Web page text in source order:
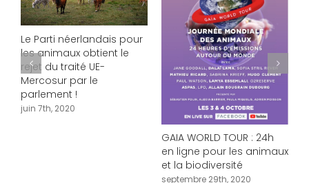
Le Parti néerlandais pour
les animaux obtient le
rejet du traité UE-
Mercosur par le
parlement !
juin 7th, 2020
GAIA WORLD TOUR : 24h
en ligne pour les animaux
et la biodiversité
septembre 29th, 2020